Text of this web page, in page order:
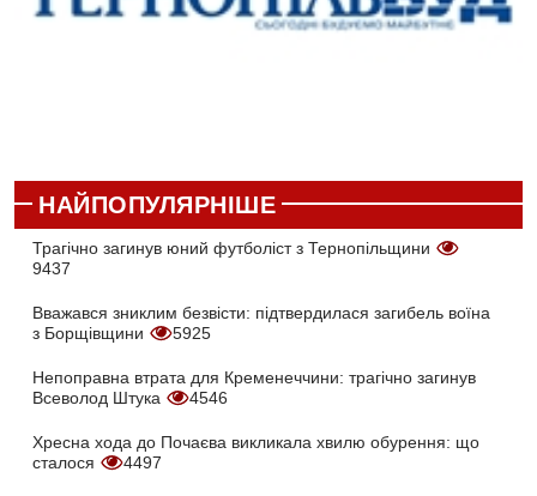
НАЙПОПУЛЯРНІШЕ
Трагічно загинув юний футболіст з Тернопільщини
9437
Вважався зниклим безвісти: підтвердилася загибель воїна
з Борщівщини
5925
Непоправна втрата для Кременеччини: трагічно загинув
Всеволод Штука
4546
Хресна хода до Почаєва викликала хвилю обурення: що
сталося
4497